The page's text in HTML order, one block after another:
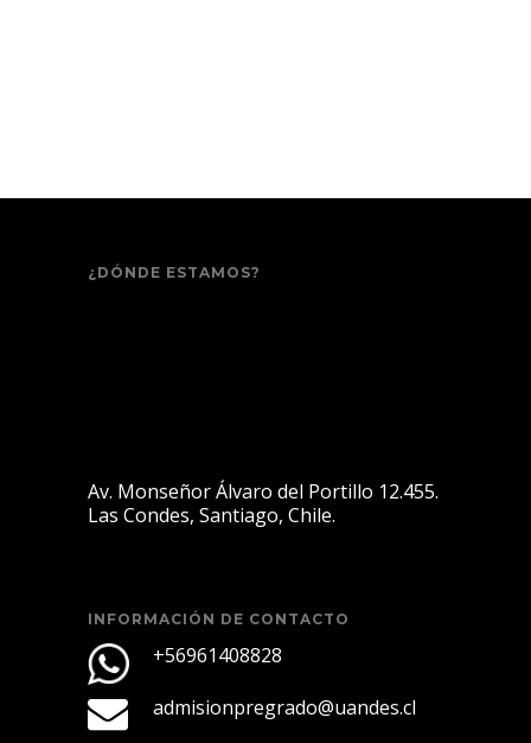
¿DÓNDE ESTAMOS?
Av. Monseñor Álvaro del Portillo 12.455.
Las Condes, Santiago, Chile.
INFORMACIÓN DE CONTACTO
+56961408828
admisionpregrado@uandes.cl